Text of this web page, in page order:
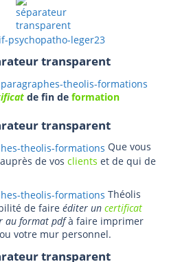
de fin de formation
Que vous
auprès de vos clients et de qui de
Théolis
de faire éditer un certificat
au format pdfà faire imprimer
ou votre mur personnel.